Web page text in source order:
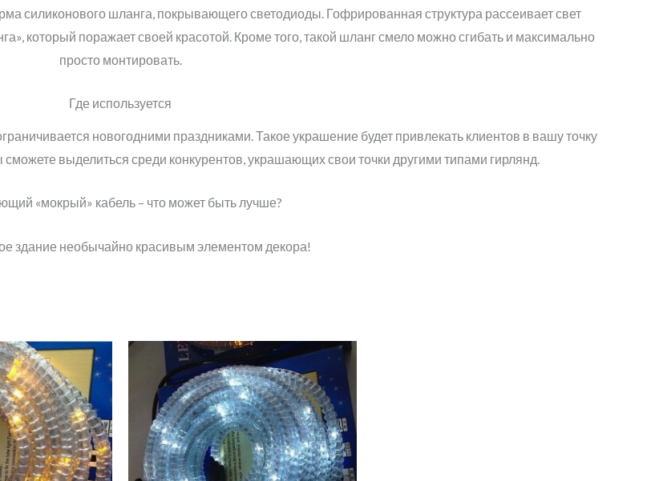
силиконового шланга, покрывающего светодиоды. Гофрированная структура рассеивает свет
который поражает своей красотой. Кроме того, такой шланг смело можно сгибать и максимально
просто монтировать.
Где используется
новогодними праздниками. Такое украшение будет привлекать клиентов в вашу точку
выделиться среди конкурентов, украшающих свои точки другими типами гирлянд.
«мокрый» кабель – что может быть лучше?
здание необычайно красивым элементом декора!